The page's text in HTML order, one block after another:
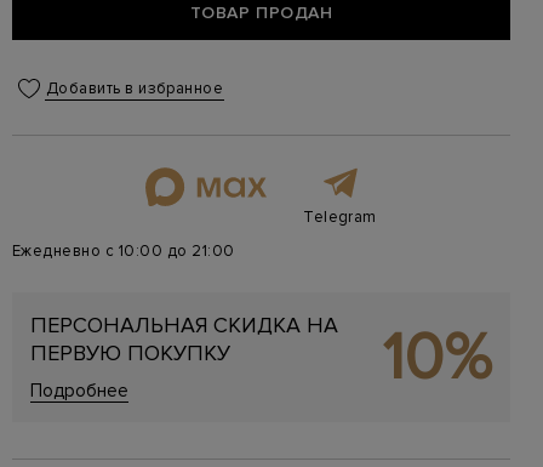
ТОВАР ПРОДАН
Добавить в избранное
Telegram
Ежедневно с 10:00 до 21:00
ПЕРСОНАЛЬНАЯ СКИДКА НА
ПЕРВУЮ ПОКУПКУ
Подробнее 10%